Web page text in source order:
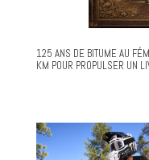
125 ANS DE BITUME AU
KM POUR PROPULSER UN